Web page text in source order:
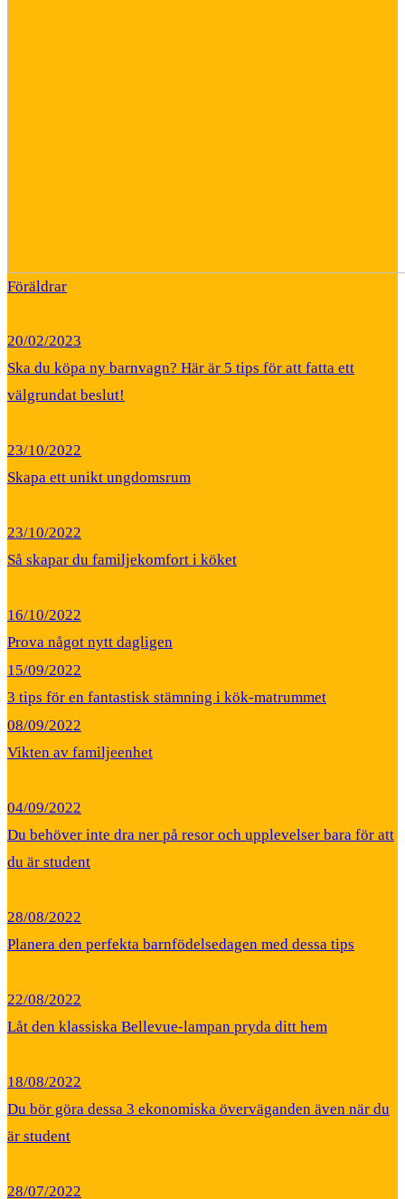
Föräldrar
20/02/2023
Ska du köpa ny barnvagn? Här är 5 tips för att fatta ett
välgrundat beslut!
23/10/2022
Skapa ett unikt ungdomsrum
23/10/2022
Så skapar du familjekomfort i köket
16/10/2022
Prova något nytt dagligen
15/09/2022
3 tips för en fantastisk stämning i kök-matrummet
08/09/2022
Vikten av familjeenhet
04/09/2022
Du behöver inte dra ner på resor och upplevelser bara för att
du är student
28/08/2022
Planera den perfekta barnfödelsedagen med dessa tips
22/08/2022
Låt den klassiska Bellevue-lampan pryda ditt hem
18/08/2022
Du bör göra dessa 3 ekonomiska överväganden även när du
är student
28/07/2022